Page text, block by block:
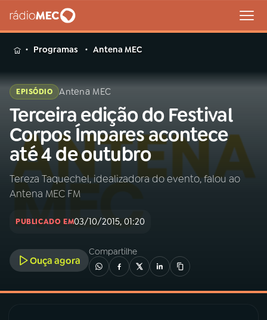
MENU
Buscar
na
Rádio
MEC
Buscar
Início AO VIVO
INÍCIO
A RÁDIO
03PROGRAMAÇÃO
Programas Antena MEC
EPISÓDIO Antena MEC
Terceira edição do Festival
Corpos Ímpares acontece
até 4 de outubro
Tereza Taquechel, idealizadora do evento, falou ao
Antena MEC FM
PUBLICADO EM03/10/2015, 01:20
Ouça agora
Compartilhe